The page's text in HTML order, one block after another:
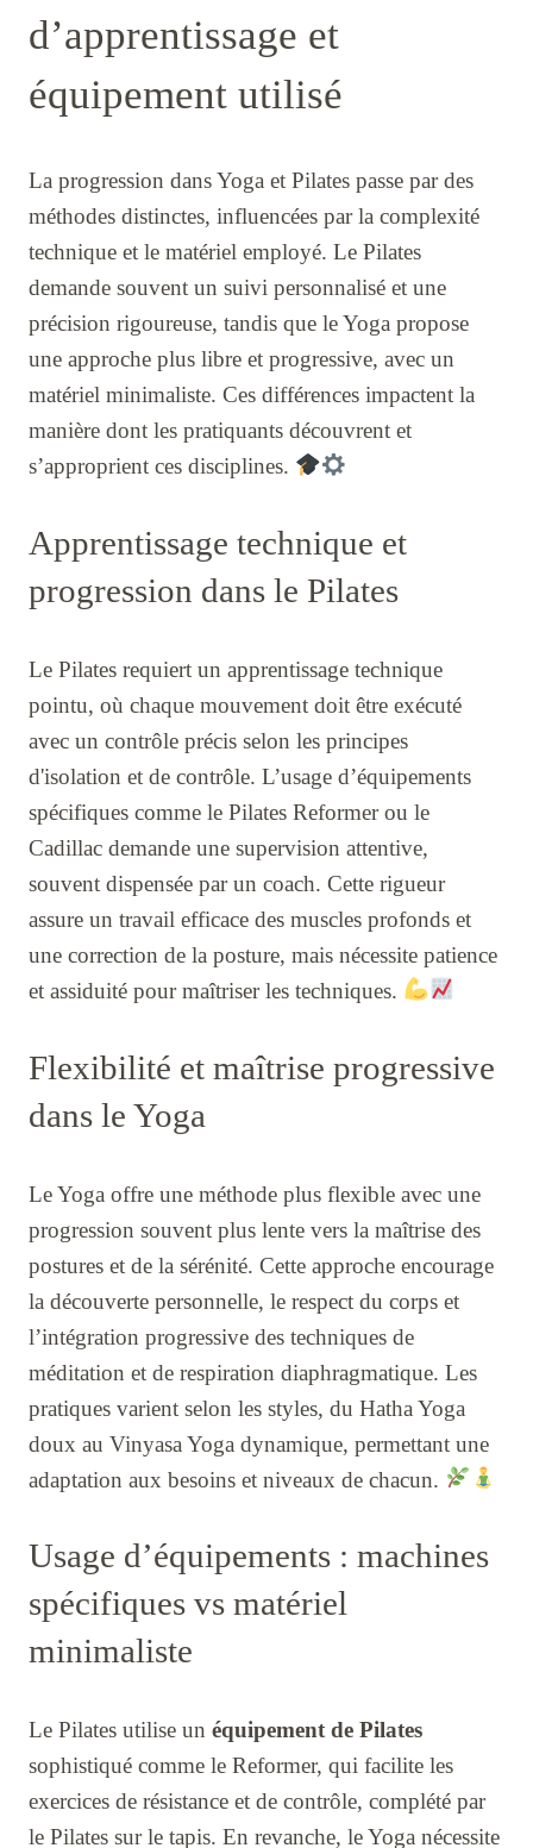
d’apprentissage et
équipement utilisé
La progression dans Yoga et Pilates passe par des
méthodes distinctes, influencées par la complexité
technique et le matériel employé. Le Pilates
demande souvent un suivi personnalisé et une
précision rigoureuse, tandis que le Yoga propose
une approche plus libre et progressive, avec un
matériel minimaliste. Ces différences impactent la
manière dont les pratiquants découvrent et
s’approprient ces disciplines.
Apprentissage technique et
progression dans le Pilates
Le Pilates requiert un apprentissage technique
pointu, où chaque mouvement doit être exécuté
avec un contrôle précis selon les principes
d'isolation et de contrôle. L’usage d’équipements
spécifiques comme le Pilates Reformer ou le
Cadillac demande une supervision attentive,
souvent dispensée par un coach. Cette rigueur
assure un travail efficace des muscles profonds et
une correction de la posture, mais nécessite patience
et assiduité pour maîtriser les techniques.
Flexibilité et maîtrise progressive
dans le Yoga
Le Yoga offre une méthode plus flexible avec une
progression souvent plus lente vers la maîtrise des
postures et de la sérénité. Cette approche encourage
la découverte personnelle, le respect du corps et
l’intégration progressive des techniques de
méditation et de respiration diaphragmatique. Les
pratiques varient selon les styles, du Hatha Yoga
doux au Vinyasa Yoga dynamique, permettant une
adaptation aux besoins et niveaux de chacun.
Usage d’équipements : machines
spécifiques vs matériel
minimaliste
Le Pilates utilise un équipement de Pilates
sophistiqué comme le Reformer, qui facilite les
exercices de résistance et de contrôle, complété par
le Pilates sur le tapis. En revanche, le Yoga nécessite